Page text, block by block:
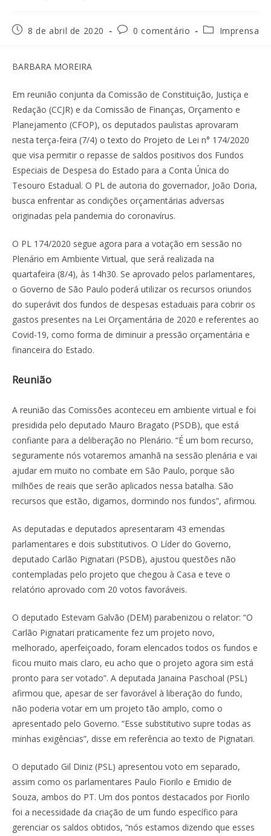
8 de abril de 2020 0 comentário Imprensa
BARBARA MOREIRA
Em reunião conjunta da Comissão de Constituição, Justiça e
Redação (CCJR) e da Comissão de Finanças, Orçamento e
Planejamento (CFOP), os deputados paulistas aprovaram
nesta terça-feira (7/4) o texto do Projeto de Lei n° 174/2020
que visa permitir o repasse de saldos positivos dos Fundos
Especiais de Despesa do Estado para a Conta Única do
Tesouro Estadual. O PL de autoria do governador, João Doria,
busca enfrentar as condições orçamentárias adversas
originadas pela pandemia do coronavírus.
O PL 174/2020 segue agora para a votação em sessão no
Plenário em Ambiente Virtual, que será realizada na
quartafeira (8/4), às 14h30. Se aprovado pelos parlamentares,
o Governo de São Paulo poderá utilizar os recursos oriundos
do superávit dos fundos de despesas estaduais para cobrir os
gastos presentes na Lei Orçamentária de 2020 e referentes ao
Covid-19, como forma de diminuir a pressão orçamentária e
financeira do Estado.
Reunião
A reunião das Comissões aconteceu em ambiente virtual e foi
presidida pelo deputado Mauro Bragato (PSDB), que está
confiante para a deliberação no Plenário. “É um bom recurso,
seguramente nós votaremos amanhã na sessão plenária e vai
ajudar em muito no combate em São Paulo, porque são
milhões de reais que serão aplicados nessa batalha. São
recursos que estão, digamos, dormindo nos fundos”, afirmou.
As deputadas e deputados apresentaram 43 emendas
parlamentares e dois substitutivos. O Líder do Governo,
deputado Carlão Pignatari (PSDB), ajustou questões não
contempladas pelo projeto que chegou à Casa e teve o
relatório aprovado com 20 votos favoráveis.
O deputado Estevam Galvão (DEM) parabenizou o relator: “O
Carlão Pignatari praticamente fez um projeto novo,
melhorado, aperfeiçoado, foram elencados todos os fundos e
ficou muito mais claro, eu acho que o projeto agora sim está
pronto para ser votado”. A deputada Janaina Paschoal (PSL)
afirmou que, apesar de ser favorável à liberação do fundo,
não poderia votar em um projeto tão amplo, como o
apresentado pelo Governo. “Esse substitutivo supre todas as
minhas exigências”, disse em referência ao texto de Pignatari.
O deputado Gil Diniz (PSL) apresentou voto em separado,
assim como os parlamentares Paulo Fiorilo e Emidio de
Souza, ambos do PT. Um dos pontos destacados por Fiorilo
foi a necessidade da criação de um fundo específico para
gerenciar os saldos obtidos, “nós estamos dizendo que esses